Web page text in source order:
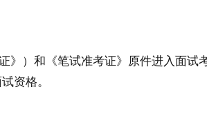
》）和《笔试准考证》原件进入面试
资格。